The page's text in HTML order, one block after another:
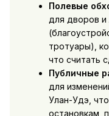
Полевые
для дворов и
тротуары),
что считать
Публичные
для
Улан-Удэ,
остановкам,